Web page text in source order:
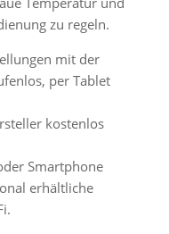
zu regeln.
mit der
per Tablet
kostenlos
Smartphone
erhältliche